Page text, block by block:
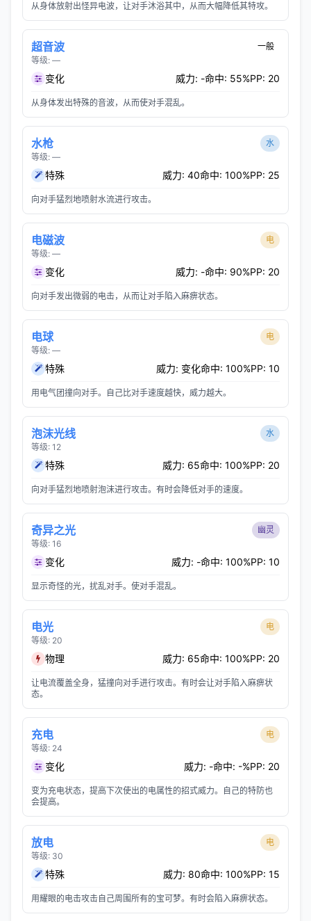
从身体放射出怪异电波，让对手沐浴其中，从而大幅降低其特攻。
超音波
等级: —
一般
变化 威力: -命中: 55%PP: 20
从身体发出特殊的音波，从而使对手混乱。
水枪
等级: —
水
特殊 威力: 40命中: 100%PP: 25
向对手猛烈地喷射水流进行攻击。
电磁波
等级: —
电
变化 威力: -命中: 90%PP: 20
向对手发出微弱的电击，从而让对手陷入麻痹状态。
电球
等级: —
电
特殊 威力: 变化命中: 100%PP: 10
用电气团撞向对手。自己比对手速度越快，威力越大。
泡沫光线
等级: 12
水
特殊 威力: 65命中: 100%PP: 20
向对手猛烈地喷射泡沫进行攻击。有时会降低对手的速度。
奇异之光
等级: 16
幽灵
变化 威力: -命中: 100%PP: 10
显示奇怪的光，扰乱对手。使对手混乱。
电光
等级: 20
电
物理 威力: 65命中: 100%PP: 20
让电流覆盖全身，猛撞向对手进行攻击。有时会让对手陷入麻痹状
态。
充电
等级: 24
电
变化 威力: -命中: -%PP: 20
变为充电状态，提高下次使出的电属性的招式威力。自己的特防也
会提高。
放电
等级: 30
电
特殊 威力: 80命中: 100%PP: 15
用耀眼的电击攻击自己周围所有的宝可梦。有时会陷入麻痹状态。